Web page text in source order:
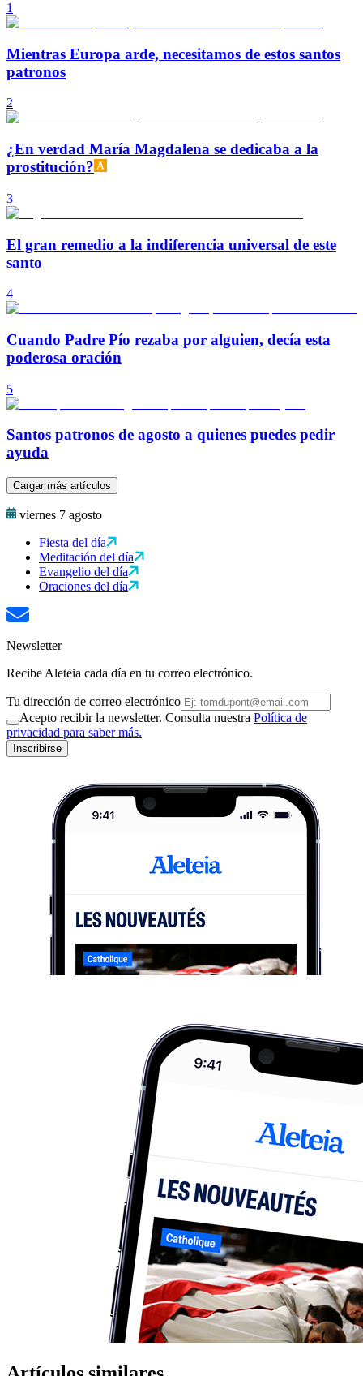
1
Mientras Europa arde, necesitamos de estos santos
patronos
2
¿En verdad María Magdalena se dedicaba a la
prostitución?
3
El gran remedio a la indiferencia universal de este
santo
4
Cuando Padre Pío rezaba por alguien, decía esta
poderosa oración
5
Santos patronos de agosto a quienes puedes pedir
ayuda
Cargar más artículos
viernes 7 agosto
Fiesta del día
Meditación del día
Evangelio del día
Oraciones del día
Newsletter
Recibe Aleteia cada día en tu correo electrónico.
Tu dirección de correo electrónico
Acepto recibir la newsletter. Consulta nuestra Política de
privacidad para saber más.
Inscribirse